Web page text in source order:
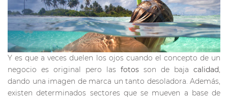
Y es que a veces duelen los ojos cuando el concepto de un
negocio es original pero las fotos son de baja calidad
dando una imagen de marca un tanto desoladora. Además,
existen determinados sectores que se mueven a base de